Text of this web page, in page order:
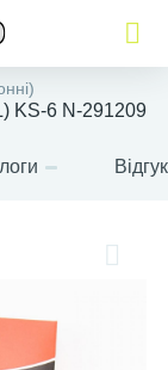
KS-6 N-291209